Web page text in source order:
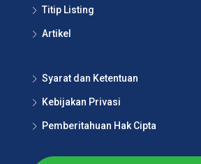
Titip Listing
Artikel
Syarat dan Ketentuan
Kebijakan Privasi
Pemberitahuan Hak Cipta